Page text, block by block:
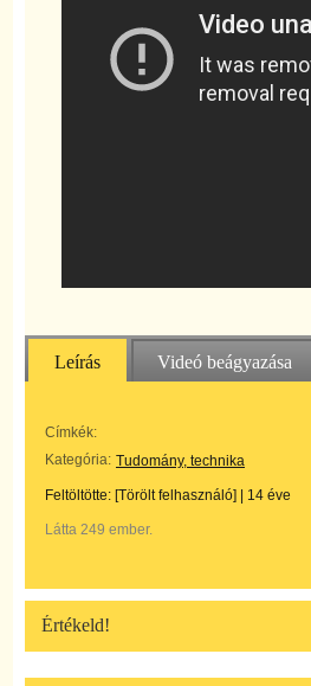
Leírás Videó beágyazása
Címkék:
Kategória: Tudomány, technika
Feltöltötte: [Törölt felhasználó] 14 éve
Látta 249 ember.
Értékeld!